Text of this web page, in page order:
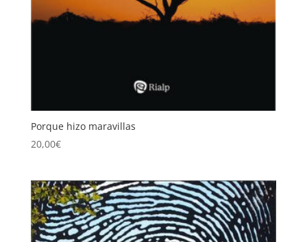
Porque hizo maravillas
20,00€